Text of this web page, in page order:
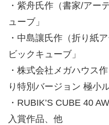
・紫舟氏作（書家/アー
ューブ」
・中島讓氏作（折り紙
ビックキューブ」
・株式会社メガハウス
り特別バージョン 極小
・RUBIK’S CUBE 40
入賞作品、他